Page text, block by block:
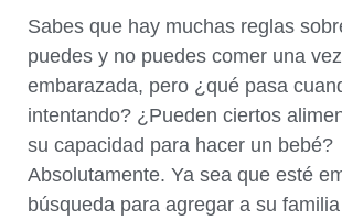
Sabes que hay muchas reglas
puedes y no puedes comer una
embarazada, pero ¿qué pasa
intentando? ¿Pueden ciertos
su capacidad para hacer un bebé?
Absolutamente. Ya sea que esté
búsqueda para agregar a su